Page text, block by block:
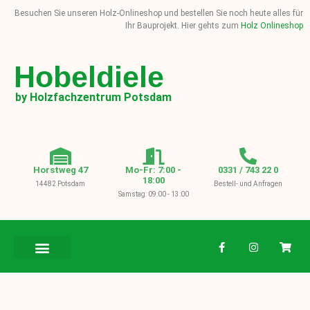
Besuchen Sie unseren Holz-Onlineshop und bestellen Sie noch heute alles für
Ihr Bauprojekt. Hier gehts zum Holz Onlineshop
Hobeldiele
by Holzfachzentrum Potsdam
Horstweg 47
14482 Potsdam
Mo-Fr: 7:00 -
18:00
Samstag: 09:00 - 13:00
0331 / 743 22 0
Bestell- und Anfragen